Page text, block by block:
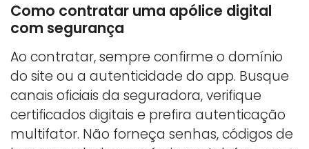
Como contratar uma apólice digital
com segurança
Ao contratar, sempre confirme o domínio
do site ou a autenticidade do app. Busque
canais oficiais da seguradora, verifique
certificados digitais e prefira autenticação
multifator. Não forneça senhas, códigos de